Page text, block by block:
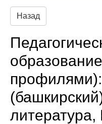
Назад
литература,